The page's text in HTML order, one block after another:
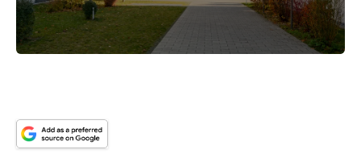
全球市场洞察